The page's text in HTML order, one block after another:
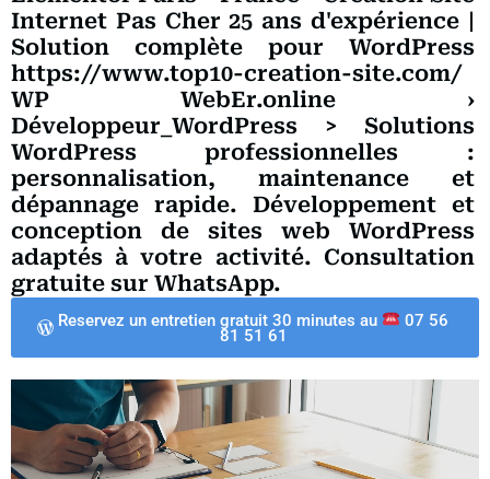
Internet Pas Cher 25 ans d'expérience |
Solution complète pour WordPress
https://www.top10-creation-site.com/
WP WebEr.online ›
Développeur_WordPress > Solutions
WordPress professionnelles :
personnalisation, maintenance et
dépannage rapide. Développement et
conception de sites web WordPress
adaptés à votre activité. Consultation
gratuite sur WhatsApp.
Reservez un entretien gratuit 30 minutes au
07 56
81 51 61